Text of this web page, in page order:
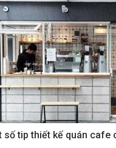
số tip thiết kế quán cafe